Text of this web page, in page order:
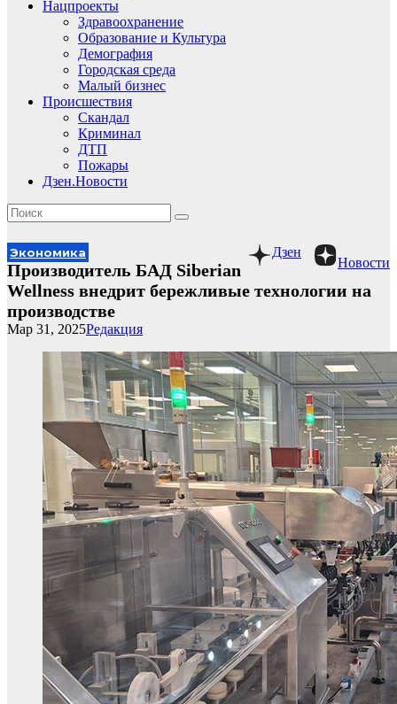
Нацпроекты
Здравоохранение
Образование и Культура
Демография
Городская среда
Малый бизнес
Происшествия
Скандал
Криминал
ДТП
Пожары
Дзен.Новости
Новости
Дзен
Экономика
Производитель БАД Siberian
Wellness внедрит бережливые технологии на
производстве
Редакция
Мар 31, 2025